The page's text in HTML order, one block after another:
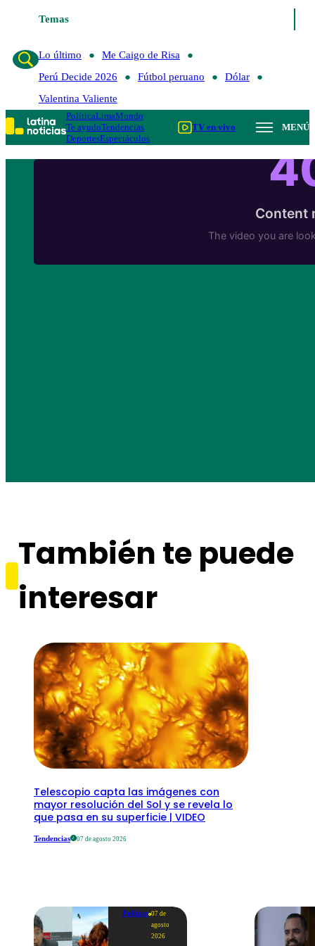
Temas
Lo último
Me Caigo de Risa
Perú Decide 2026
Fútbol peruano
Dólar
Valentina Valiente
PolíticaLimaMundo
Te ayudoTendencias
DeportesEspectáculos
TV en vivo MENÚ
También te puede
interesar
Telescopio capta las imágenes con
mayor resolución del Sol y se revela lo
que pasa en su superficie | VIDEO
Tendencias 07 de agosto 2026
Política 07 de
agosto
2026